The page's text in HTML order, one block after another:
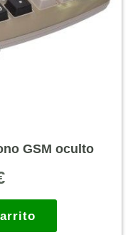
GSM oculto